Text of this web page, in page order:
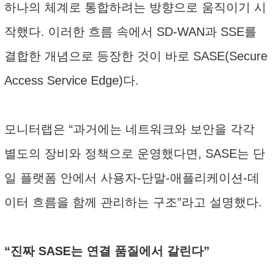
하나의 체계로 통합하려는 방향으로 움직이기 시
작했다. 이러한 흐름 속에서 SD-WAN과 SSE를
결합한 개념으로 등장한 것이 바로 SASE(Secure
Access Service Edge)다.
모니터랩은 “과거에는 네트워크와 보안을 각각
별도의 장비와 정책으로 운영했다면, SASE는 단
일 플랫폼 안에서 사용자-단말-애플리케이션-데
이터 흐름을 함께 관리하는 구조”라고 설명했다.
“진짜 SASE는 연결 품질에서 갈린다”